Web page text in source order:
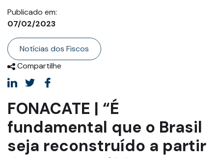
Publicado em:
07/02/2023
Categoria
Notícias dos Fiscos
Compartilhe
FONACATE | “É
fundamental que o Brasil
seja reconstruído a partir